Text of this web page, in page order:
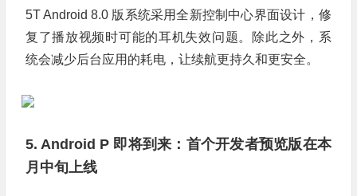
5T Android 8.0 版系统采用全新控制中心界面设计，修
复了播放视频时可能的耳机失效问题。除此之外，系
统会减少后台应用的耗电，让续航更持久和更安全。
5. Android P 即将到来：首个开发者预览版在本
月中旬上线